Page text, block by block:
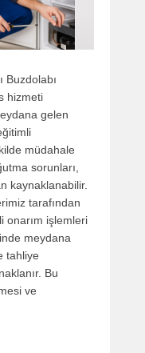
Buzdolabı
hizmeti
gelen
müdahale
sorunları,
kaynaklanabilir.
tarafından
onarım işlemleri
meydana
tahliye
Bu
ve